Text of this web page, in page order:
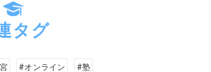
タグ
#オンライン #塾